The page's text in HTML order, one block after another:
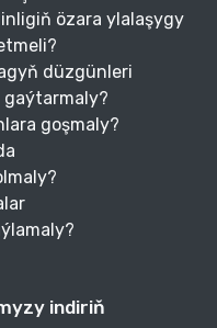
özara ylalaşygy
düzgünleri
gaýtarmaly?
goşmaly?
indiriň